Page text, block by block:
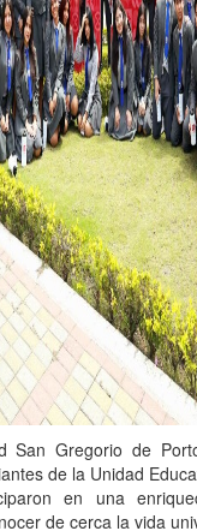
San Gregorio de
de la Unidad
en una
de cerca la vida